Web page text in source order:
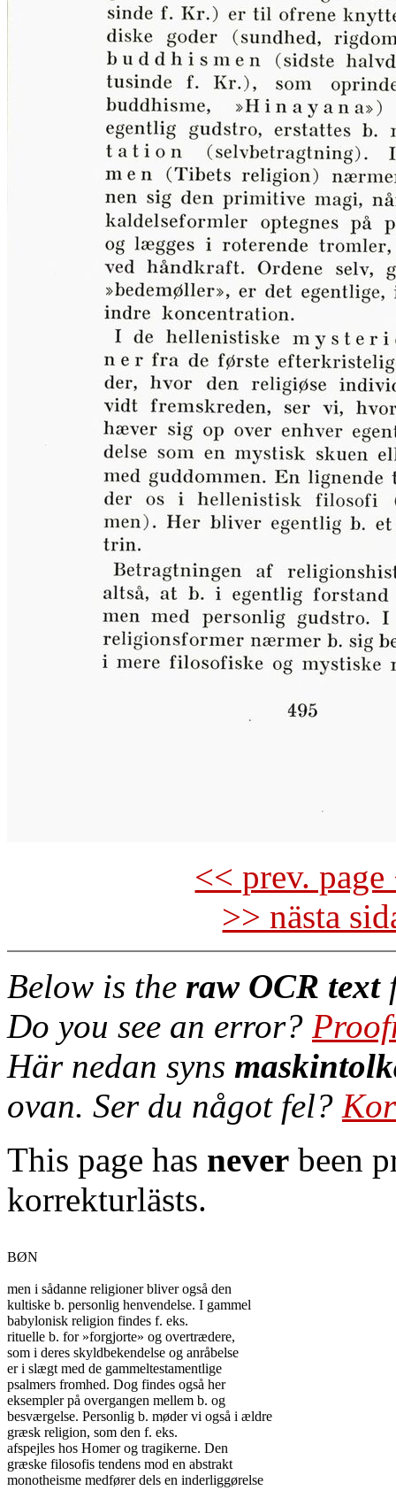
<< prev.
>> nästa
Below is the raw OCR text
Do you see an error?
Här nedan syns
ovan. Ser du något fel?
This page has never been
korrekturlästs.
BØN
men i sådanne religioner bliver også den
kultiske b. personlig henvendelse. I gammel
babylonisk religion findes f. eks.
rituelle b. for »forgjorte» og overtrædere,
som i deres skyldbekendelse og anråbelse
er i slægt med de gammeltestamentlige
psalmers fromhed. Dog findes også her
eksempler på overgangen mellem b. og
besværgelse. Personlig b. møder vi også i ældre
græsk religion, som den f. eks.
afspejles hos Homer og tragikerne. Den
græske filosofis tendens mod en abstrakt
monotheisme medfører dels en inderliggørelse